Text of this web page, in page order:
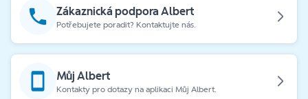
Zákaznická podpora Albert
Potřebujete poradit? Kontaktujte nás.
Můj Albert
Kontakty pro dotazy na aplikaci Můj Albert.